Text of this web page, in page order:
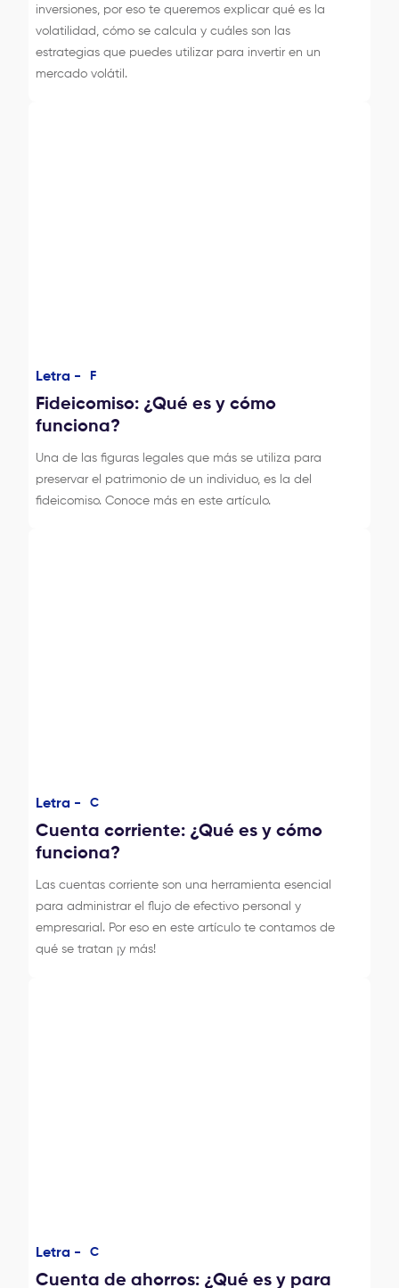
inversiones, por eso te queremos explicar qué es la
volatilidad, cómo se calcula y cuáles son las
estrategias que puedes utilizar para invertir en un
mercado volátil.
Letra - F
Fideicomiso: ¿Qué es y cómo
funciona?
Una de las figuras legales que más se utiliza para
preservar el patrimonio de un individuo, es la del
fideicomiso. Conoce más en este artículo.
Letra - C
Cuenta corriente: ¿Qué es y cómo
funciona?
Las cuentas corriente son una herramienta esencial
para administrar el flujo de efectivo personal y
empresarial. Por eso en este artículo te contamos de
qué se tratan ¡y más!
Letra - C
Cuenta de ahorros: ¿Qué es y para